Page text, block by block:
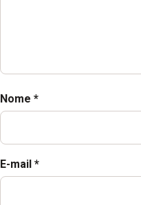
Nome *
E-mail *